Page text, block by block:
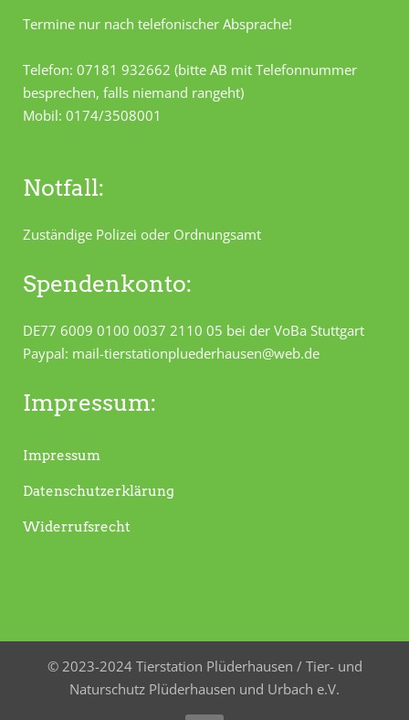
Termine nur nach telefonischer Absprache!
Telefon: 07181 932662 (bitte AB mit Telefonnummer
besprechen, falls niemand rangeht)
Mobil: 0174/3508001
Notfall:
Zuständige Polizei oder Ordnungsamt
Spendenkonto:
DE77 6009 0100 0037 2110 05 bei der VoBa Stuttgart
Paypal: mail-tierstationpluederhausen@web.de
Impressum:
Impressum
Datenschutzerklärung
Widerrufsrecht
© 2023-2024 Tierstation Plüderhausen / Tier- und
Naturschutz Plüderhausen und Urbach e.V.